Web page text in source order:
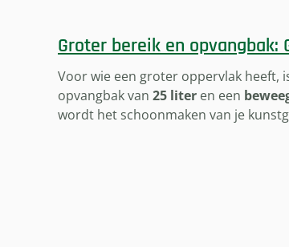
Groter bereik en opvangbak:
Voor wie een groter oppervlak heeft,
opvangbak van 25 liter en een
wordt het schoonmaken van je